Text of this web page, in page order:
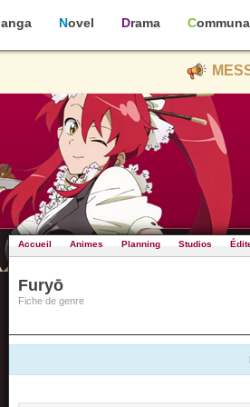
Manga Novel Drama
Accueil Animes Planning Studios
Furyō
Fiche de genre